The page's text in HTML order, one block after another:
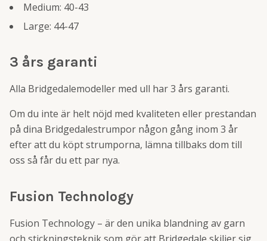
Medium: 40-43
Large: 44-47
3 års garanti
Alla Bridgedalemodeller med ull har 3 års garanti.
Om du inte är helt nöjd med kvaliteten eller prestandan
på dina Bridgedalestrumpor någon gång inom 3 år
efter att du köpt strumporna, lämna tillbaks dom till
oss så får du ett par nya.
Fusion Technology
Fusion Technology – är den unika blandning av garn